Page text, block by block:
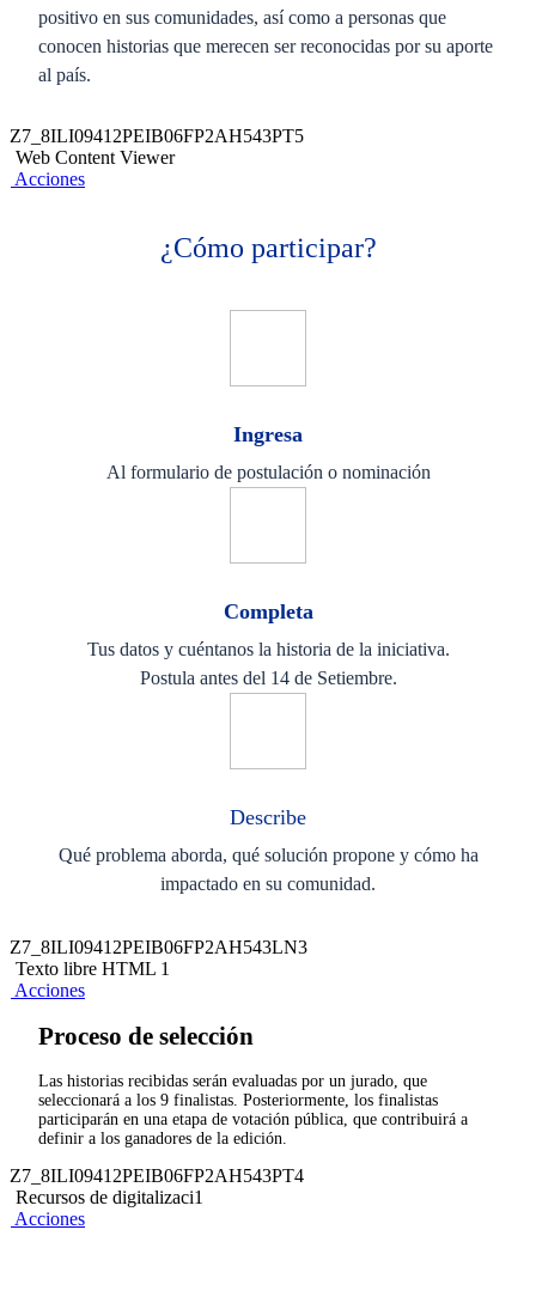
positivo en sus comunidades, así como a personas que
conocen historias que merecen ser reconocidas por su aporte
al país.
Z7_8ILI09412PEIB06FP2AH543PT5
Web Content Viewer
Acciones
¿Cómo participar?
Ingresa
Al formulario de postulación o nominación
Completa
Tus datos y cuéntanos la historia de la iniciativa.
Postula antes del 14 de Setiembre.
Describe
Qué problema aborda, qué solución propone y cómo ha
impactado en su comunidad.
Z7_8ILI09412PEIB06FP2AH543LN3
Texto libre HTML 1
Acciones
Proceso de selección
Las historias recibidas serán evaluadas por un jurado, que
seleccionará a los 9 finalistas. Posteriormente, los finalistas
participarán en una etapa de votación pública, que contribuirá a
definir a los ganadores de la edición.
Z7_8ILI09412PEIB06FP2AH543PT4
Recursos de digitalizaci1
Acciones